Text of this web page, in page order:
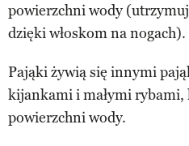
powierzchni wody
dzięki włoskom na nogach).
Pająki żywią się innymi
kijankami i małymi rybami,
powierzchni wody.